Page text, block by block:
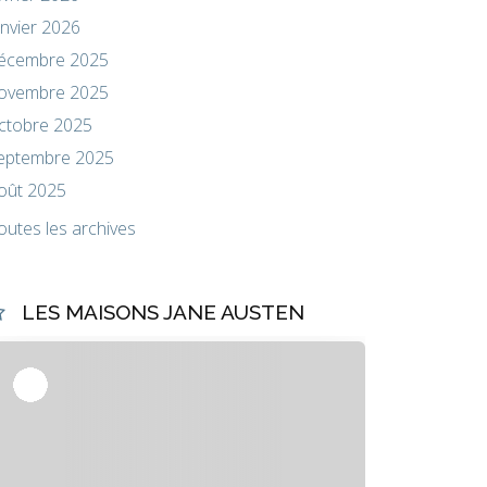
2026
2025
2025
2025
2025
2025
les archives
LES MAISONS JANE AUSTEN